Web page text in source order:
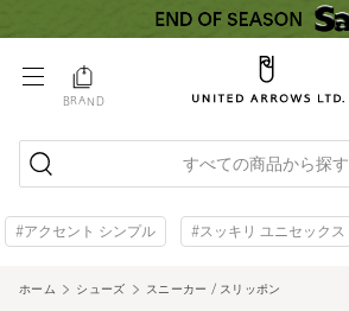
BRAND
すべての商品から探す
#アクセント シンプル #スッキリ ユニセックス
ホーム シューズ スニーカー / スリッポン